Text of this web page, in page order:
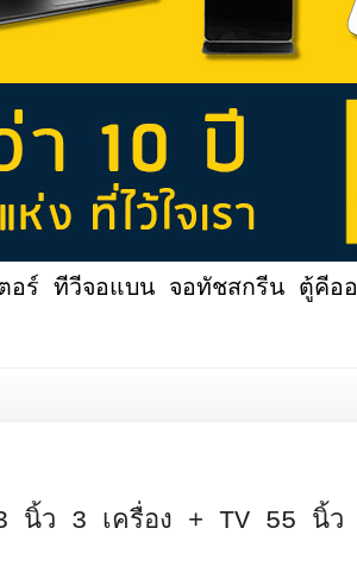
อร์ ทีวีจอแบน จอทัชสกรีน ตู้คีอ
นิ้ว 3 เครื่อง + TV 55 นิ้ว